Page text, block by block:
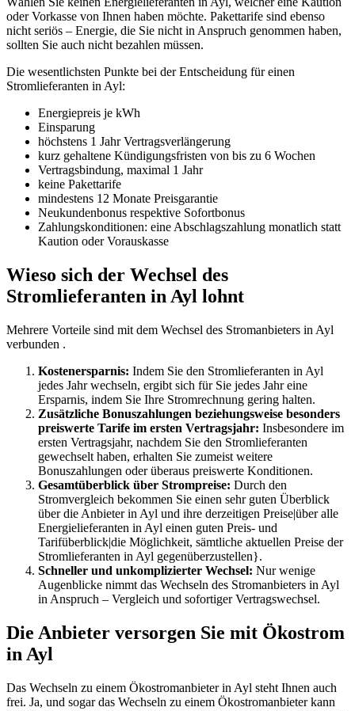
oder Vorkasse von Ihnen haben möchte. Pakettarife sind ebenso
nicht seriös – Energie, die Sie nicht in Anspruch genommen haben,
sollten Sie auch nicht bezahlen müssen.
Die wesentlichsten Punkte bei der Entscheidung für einen
Stromlieferanten in Ayl:
Energiepreis je kWh
Einsparung
höchstens 1 Jahr Vertragsverlängerung
kurz gehaltene Kündigungsfristen von bis zu 6 Wochen
Vertragsbindung, maximal 1 Jahr
keine Pakettarife
mindestens 12 Monate Preisgarantie
Neukundenbonus respektive Sofortbonus
Zahlungskonditionen: eine Abschlagszahlung monatlich statt
Kaution oder Vorauskasse
Wieso sich der Wechsel des
Stromlieferanten in Ayl lohnt
Mehrere Vorteile sind mit dem Wechsel des Stromanbieters in Ayl
verbunden .
Kostenersparnis: Indem Sie den Stromlieferanten in Ayl
jedes Jahr wechseln, ergibt sich für Sie jedes Jahr eine
Ersparnis, indem Sie Ihre Stromrechnung gering halten.
Zusätzliche Bonuszahlungen beziehungsweise besonders
preiswerte Tarife im ersten Vertragsjahr: Insbesondere im
ersten Vertragsjahr, nachdem Sie den Stromlieferanten
gewechselt haben, erhalten Sie zumeist weitere
Bonuszahlungen oder überaus preiswerte Konditionen.
Gesamtüberblick über Strompreise: Durch den
Stromvergleich bekommen Sie einen sehr guten Überblick
über die Anbieter in Ayl und ihre derzeitigen Preise|über alle
Energielieferanten in Ayl einen guten Preis- und
Tarifüberblick|die Möglichkeit, sämtliche aktuellen Preise der
Stromlieferanten in Ayl gegenüberzustellen}.
Schneller und unkomplizierter Wechsel: Nur wenige
Augenblicke nimmt das Wechseln des Stromanbieters in Ayl
in Anspruch – Vergleich und sofortiger Vertragswechsel.
Die Anbieter versorgen Sie mit Ökostrom
in Ayl
Das Wechseln zu einem Ökostromanbieter in Ayl steht Ihnen auch
frei. Ja, und sogar das Wechseln zu einem Ökostromanbieter kann